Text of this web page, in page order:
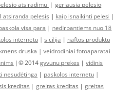
atsiradimui | geriausia pelesio
atsiranda pelesis | kaip isnaikinti pelesi |
visa para | nedirbantiems nuo 18
internetu | sicilija | naftos produktu
druska | veidrodiniai fotoaparatai
|© 2014gyvunu prekes | vidinis
nesudėtinga | paskolos internetu |
kreditas | greitas kreditas | greitas